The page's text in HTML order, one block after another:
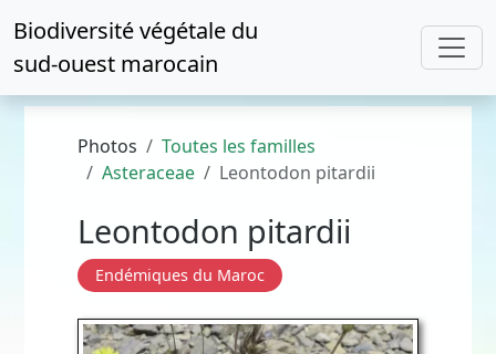
Biodiversité végétale du
sud-ouest marocain
Photos
Toutes les familles
Asteraceae
Leontodon pitardii
Leontodon pitardii
Endémiques du Maroc